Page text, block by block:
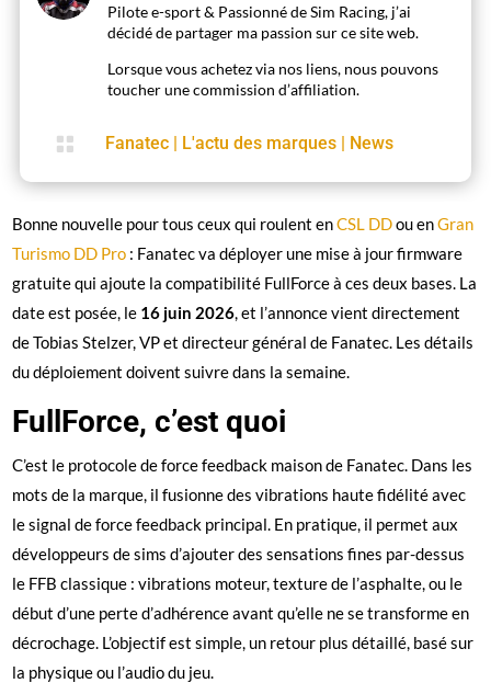
Pilote e-sport & Passionné de Sim Racing, j’ai
décidé de partager ma passion sur ce site web.
Lorsque vous achetez via nos liens, nous pouvons
toucher une commission d’affiliation.
 Fanatec | L'actu des marques | News
Bonne nouvelle pour tous ceux qui roulent enCSL DDou enGran
Turismo DD Pro : Fanatec va déployer une mise à jour firmware
gratuite qui ajoute la compatibilité FullForce à ces deux bases. La
date est posée, le 16 juin 2026, et l’annonce vient directement
de Tobias Stelzer, VP et directeur général de Fanatec. Les détails
du déploiement doivent suivre dans la semaine.
FullForce, c’est quoi
C’est le protocole de force feedback maison de Fanatec. Dans les
mots de la marque, il fusionne des vibrations haute fidélité avec
le signal de force feedback principal. En pratique, il permet aux
développeurs de sims d’ajouter des sensations fines par-dessus
le FFB classique : vibrations moteur, texture de l’asphalte, ou le
début d’une perte d’adhérence avant qu’elle ne se transforme en
décrochage. L’objectif est simple, un retour plus détaillé, basé sur
la physique ou l’audio du jeu.